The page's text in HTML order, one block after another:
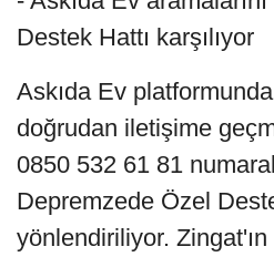
Destek Hattı karşılıyor
Askıda Ev
doğrudan iletişime
0850 532 61 81
Depremzede Özel
yönlendiriliyor.